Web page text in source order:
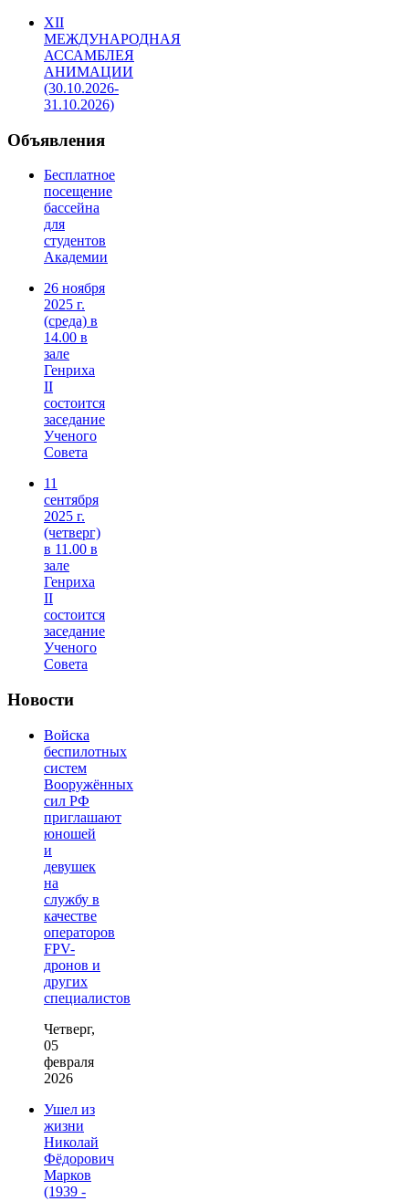
XII
МЕЖДУНАРОДНАЯ
АССАМБЛЕЯ
АНИМАЦИИ
(30.10.2026-
31.10.2026)
Объявления
Бесплатное
посещение
бассейна
для
студентов
Академии
26 ноября
2025 г.
(среда) в
14.00 в
зале
Генриха
II
состоится
заседание
Ученого
Совета
11
сентября
2025 г.
(четверг)
в 11.00 в
зале
Генриха
II
состоится
заседание
Ученого
Совета
Новости
Войска
беспилотных
систем
Вооружённых
сил РФ
приглашают
юношей
и
девушек
на
службу в
качестве
операторов
FPV-
дронов и
других
специалистов
Четверг,
05
февраля
2026
Ушел из
жизни
Николай
Фёдорович
Марков
(1939 -